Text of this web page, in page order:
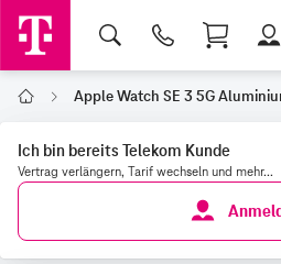
Home Apple Watch SE 3 5G
Ich bin bereits Telekom Kunde
Vertrag verlängern, Tarif wechseln und mehr...